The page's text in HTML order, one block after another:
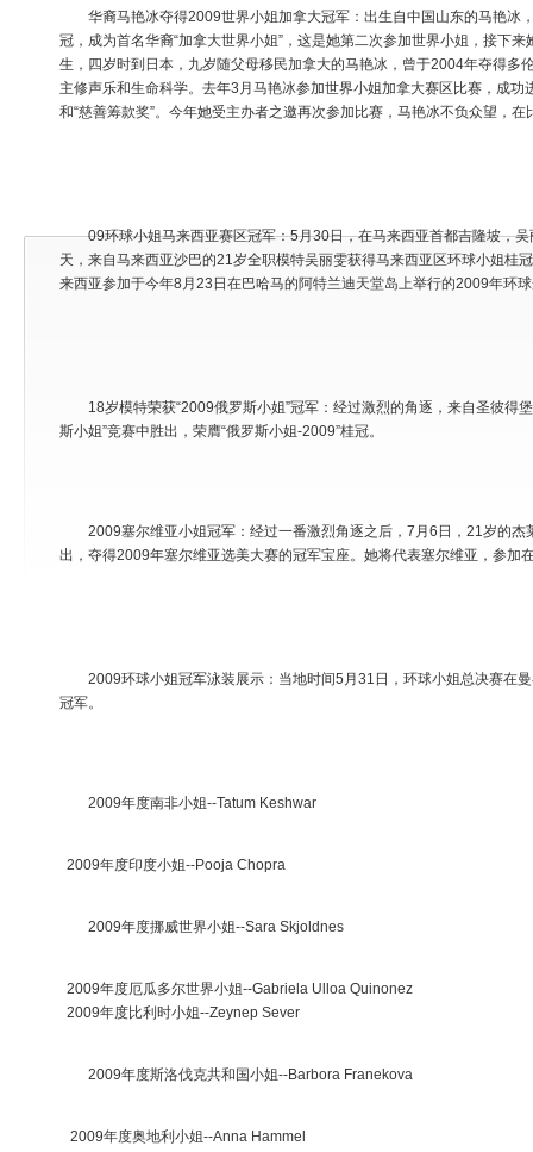
华裔马艳冰夺得2009世界小姐加拿大冠军：出生自中国山东的马艳冰
冠，成为首名华裔“加拿大世界小姐”，这是她第二次参加世界小姐，接下
生，四岁时到日本，九岁随父母移民加拿大的马艳冰，曾于2004年夺得多
主修声乐和生命科学。去年3月马艳冰参加世界小姐加拿大赛区比赛，成功
和“慈善筹款奖”。今年她受主办者之邀再次参加比赛，马艳冰不负众望，
09环球小姐马来西亚赛区冠军：5月30日，在马来西亚首都吉隆坡，吴
天，来自马来西亚沙巴的21岁全职模特吴丽雯获得马来西亚区环球小姐桂
来西亚参加于今年8月23日在巴哈马的阿特兰迪天堂岛上举行的2009年环
18岁模特荣获“2009俄罗斯小姐”冠军：经过激烈的角逐，来自圣彼得堡
斯小姐”竞赛中胜出，荣膺“俄罗斯小姐-2009”桂冠。
2009塞尔维亚小姐冠军：经过一番激烈角逐之后，7月6日，21岁的杰
出，夺得2009年塞尔维亚选美大赛的冠军宝座。她将代表塞尔维亚，参加
2009环球小姐冠军泳装展示：当地时间5月31日，环球小姐总决赛在
冠军。
2009年度南非小姐--Tatum Keshwar
2009年度印度小姐--Pooja Chopra
2009年度挪威世界小姐--Sara Skjoldnes
2009年度厄瓜多尔世界小姐--Gabriela Ulloa Quinonez
2009年度比利时小姐--Zeynep Sever
2009年度斯洛伐克共和国小姐--Barbora Franekova
2009年度奥地利小姐--Anna Hammel